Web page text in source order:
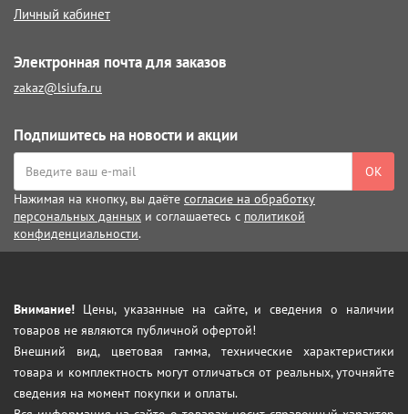
Личный кабинет
Электронная почта для заказов
zakaz@lsiufa.ru
Подпишитесь на новости и акции
ОК
Нажимая на кнопку, вы даёте согласие на обработку
персональных данных и соглашаетесь с политикой
конфиденциальности.
Внимание! Цены, указанные на сайте, и сведения о наличии
товаров не являются публичной офертой!
Внешний вид, цветовая гамма, технические характеристики
товара и комплектность могут отличаться от реальных, уточняйте
сведения на момент покупки и оплаты.